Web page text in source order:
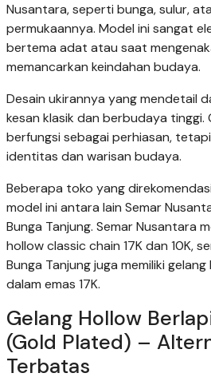
Nusantara, seperti bunga, sulur,
permukaannya. Model ini sangat
bertema adat atau saat
memancarkan keindahan budaya.
Desain ukirannya yang mendetail
kesan klasik dan berbudaya tinggi.
berfungsi sebagai perhiasan,
identitas dan warisan budaya.
Beberapa toko yang
model ini antara lain Semar
Bunga Tanjung. Semar Nusantara
hollow classic chain 17K dan 10K,
Bunga Tanjung juga memiliki
dalam emas 17K.
Gelang Hollow
(Gold Plated) –
Terbatas